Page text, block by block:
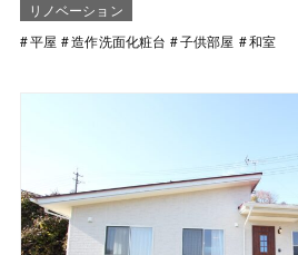
リノベーション
平屋
造作洗面化粧台 子供部屋 和室